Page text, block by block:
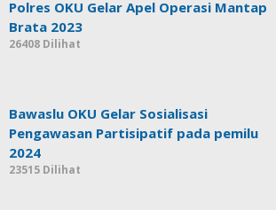
Polres OKU Gelar Apel Operasi Mantap
Brata 2023
26408 Dilihat
Bawaslu OKU Gelar Sosialisasi
Pengawasan Partisipatif pada pemilu
2024
23515 Dilihat